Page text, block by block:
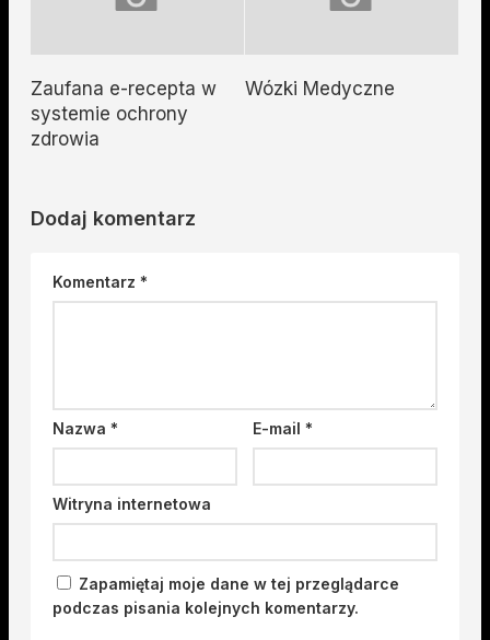
Zaufana e-recepta w
systemie ochrony
zdrowia
Wózki Medyczne
Dodaj komentarz
Komentarz *
Nazwa * E-mail*
Witryna internetowa
Zapamiętaj moje dane w tej przeglądarce
podczas pisania kolejnych komentarzy.